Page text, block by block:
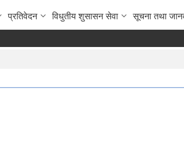
प्रतिवेदन विधुतीय शुसासन सेवा सूचना तथा